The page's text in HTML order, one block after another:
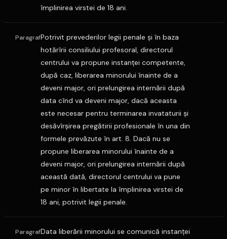
împlinirea virstei de 18 ani.
ParagrafPotrivit prevederilor legii penale şi în baza
hotărîrii consiliului profesoral, directorul
centrului va propune instanţei competente,
după caz, liberarea minorului înainte de a
deveni major, ori prelungirea internării după
data cînd va deveni major, dacă aceasta
este necesar pentru terminarea invataturii şi
desăvîrşirea pregătirii profesionale în una din
formele prevăzute în art. 8. Dacă nu se
propune liberarea minorului înainte de a
deveni major, ori prelungirea internării după
această dată, directorul centrului va pune
pe minor în libertate la împlinirea virstei de
18 ani, potrivit legii penale.
ParagrafData liberării minorului se comunică instanţei